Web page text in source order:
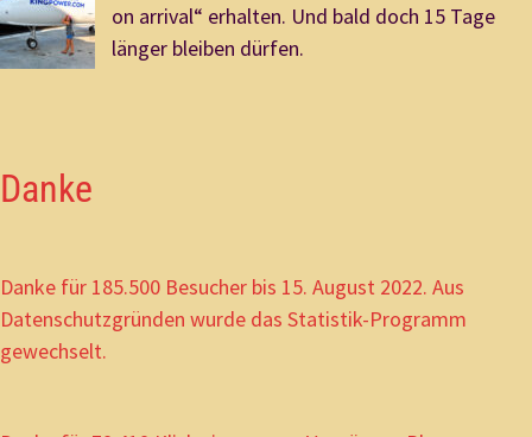
on arrival“ erhalten. Und bald doch 15 Tage
länger bleiben dürfen.
Danke
Danke für 185.500 Besucher bis 15. August 2022. Aus
Datenschutzgründen wurde das Statistik-Programm
gewechselt.